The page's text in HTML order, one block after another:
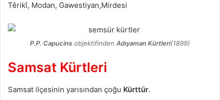
Têrikî, Modan, Gawestiyan,Mirdesi
P.P. Capucins objektifinden Adıyaman Kürtleri(1899)
Samsat Kürtleri
Samsat ilçesinin yarısından çoğu Kürttür.